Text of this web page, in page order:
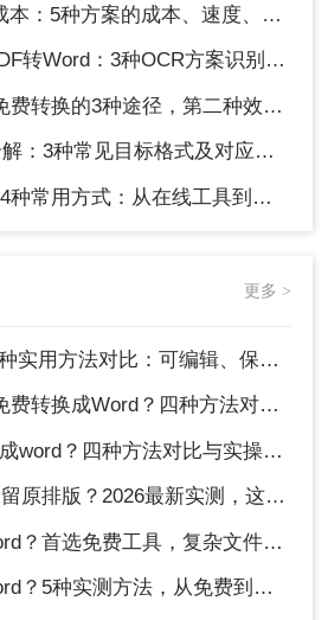
5种方案的成本、速度、精度对比！
Word：3种OCR方案识别率实测！
换的3种途径，第二种效率最高！
3种常见目标格式及对应操作方法！
方式：从在线工具到桌面软件全梳理！
更多 >
法对比：可编辑、保格式、避风险！
？四种方法对比与实操指南（附详细表格）!
四种方法对比与实操指南（附详细表格）
最新实测，这5种方法从免费到专业全搞定！
选免费工具，复杂文件再上专业软件！
实测方法，从免费到专业全攻略！